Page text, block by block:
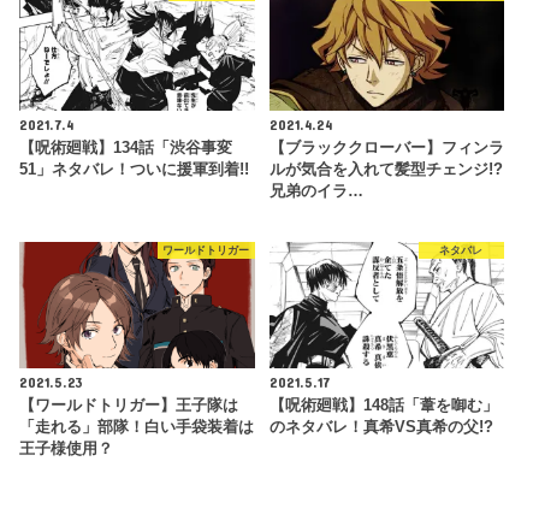
2021.7.4
【呪術廻戦】134話「渋谷事変
51」ネタバレ！ついに援軍到着!!
2021.4.24
【ブラッククローバー】フィンラ
ルが気合を入れて髪型チェンジ!?
兄弟のイラ…
ワールドトリガー
2021.5.23
【ワールドトリガー】王子隊は
「走れる」部隊！白い手袋装着は
王子様使用？
ネタバレ
2021.5.17
【呪術廻戦】148話「葦を啣む」
のネタバレ！真希VS真希の父!?